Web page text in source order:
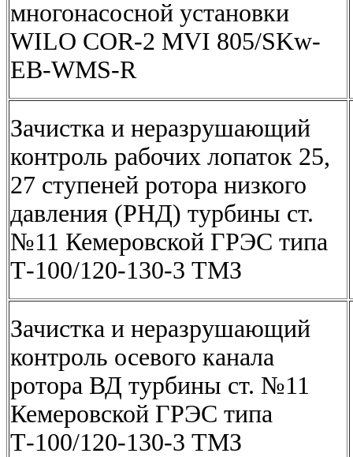
многонасосной установки
WILO COR-2 MVI 805/SKw-
EB-WMS-R
Зачистка и неразрушающий
контроль рабочих лопаток 25,
27 ступеней ротора низкого
давления (РНД) турбины ст.
№11 Кемеровской ГРЭС типа
Т-100/120-130-3 ТМЗ
Зачистка и неразрушающий
контроль осевого канала
ротора ВД турбины ст. №11
Кемеровской ГРЭС типа
Т-100/120-130-3 ТМЗ